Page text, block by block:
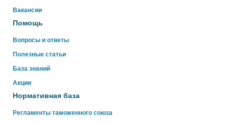
Вакансии
Помощь
Вопросы и ответы
Полезные статьи
База знаний
Акции
Нормативная база
Регламенты таможенного союза